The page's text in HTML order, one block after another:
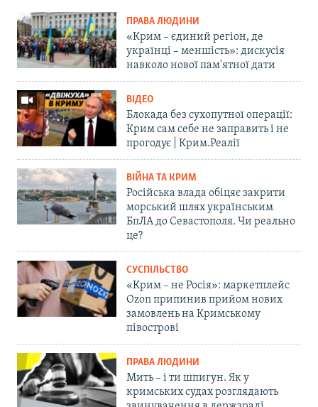
ПРАВА ЛЮДИНИ
«Крим – єдиний регіон, де
українці – меншість»: дискусія
навколо нової пам'ятної дати
ВІДЕО
Блокада без сухопутної операції:
Крим сам себе не заправить і не
прогодує | Крим.Реалії
ВІЙНА ТА КРИМ
Російська влада обіцяє закрити
морський шлях українським
БпЛА до Севастополя. Чи реально
це?
СУСПІЛЬСТВО
«Крим – не Росія»: маркетплейс
Ozon припинив прийом нових
замовлень на Кримському
півострові
ПРАВА ЛЮДИНИ
Мить – і ти шпигун. Як у
кримських судах розглядають